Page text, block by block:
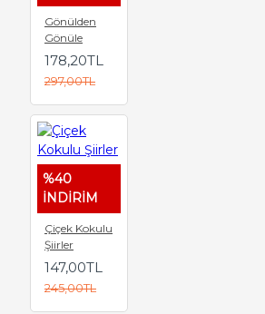
Gönülden
Gönüle
178,20TL
297,00TL
%40
İNDİRİM
Çiçek Kokulu
Şiirler
147,00TL
245,00TL